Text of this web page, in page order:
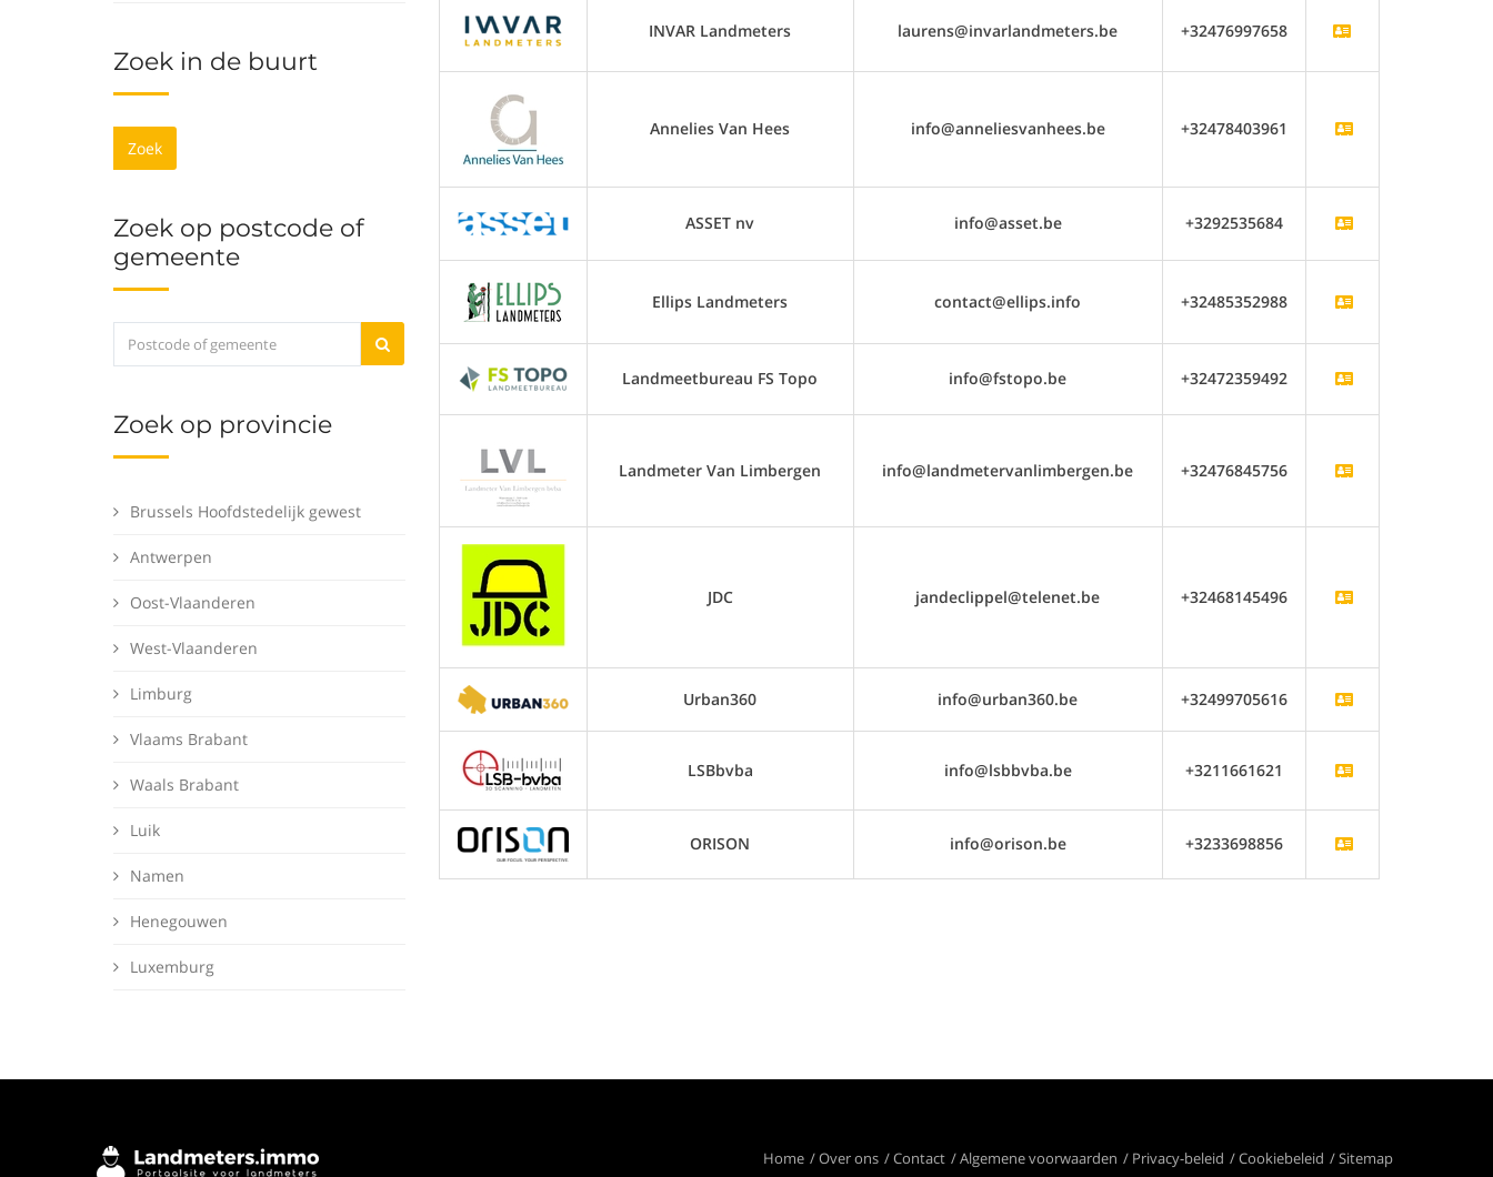
Zoek in de buurt
Zoek
Zoek op postcode of
gemeente
Zoek op provincie
Brussels Hoofdstedelijk gewest
Antwerpen
Oost-Vlaanderen
West-Vlaanderen
Limburg
Vlaams Brabant
Waals Brabant
Luik
Namen
Henegouwen
Luxemburg
INVAR Landmeters laurens@invarlandmeters.be +32476997658
Annelies Van Hees info@anneliesvanhees.be +32478403961
ASSET nv info@asset.be +3292535684
Ellips Landmeters contact@ellips.info +32485352988
Landmeetbureau FS Topo info@fstopo.be +32472359492
Landmeter Van Limbergen info@landmetervanlimbergen.be +32476845756
JDC jandeclippel@telenet.be +32468145496
Urban360 info@urban360.be +32499705616
LSBbvba info@lsbbvba.be +3211661621
ORISON info@orison.be +3233698856
Home Over ons Contact Algemene voorwaarden Privacy-beleid Cookiebeleid Sitemap